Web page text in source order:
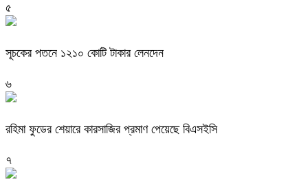
৫
সূচকের পতনে ১২১০ কোটি টাকার লেনদেন
৬
রহিমা ফুডের শেয়ারে কারসাজির প্রমাণ পেয়েছে বিএসইসি
৭